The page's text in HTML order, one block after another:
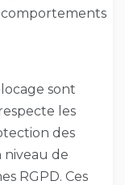
sont
les
des
niveau de
RGPD. Ces